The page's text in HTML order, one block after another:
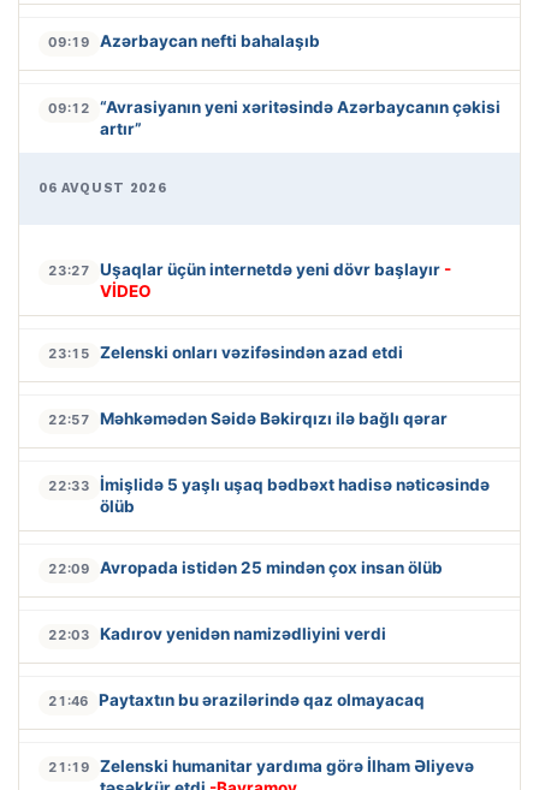
09:19 Azərbaycan nefti bahalaşıb
09:12
“Avrasiyanın yeni xəritəsində Azərbaycanın çəkisi
artır”
06 AVQUST 2026
23:27 Uşaqlar üçün internetdə yeni dövr başlayır -
VİDEO
23:15 Zelenski onları vəzifəsindən azad etdi
22:57 Məhkəmədən Səidə Bəkirqızı ilə bağlı qərar
22:33
İmişlidə 5 yaşlı uşaq bədbəxt hadisə nəticəsində
ölüb
22:09 Avropada istidən 25 mindən çox insan ölüb
22:03 Kadırov yenidən namizədliyini verdi
21:46 Paytaxtın bu ərazilərində qaz olmayacaq
21:19
Zelenski humanitar yardıma görə İlham Əliyevə